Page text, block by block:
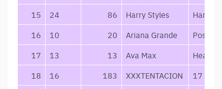
15
24 86 Harry Styles
Harry
16
10 20 Ariana Grande
17
13 13 Ava Max
18
16 183 XXXTENTACION 17